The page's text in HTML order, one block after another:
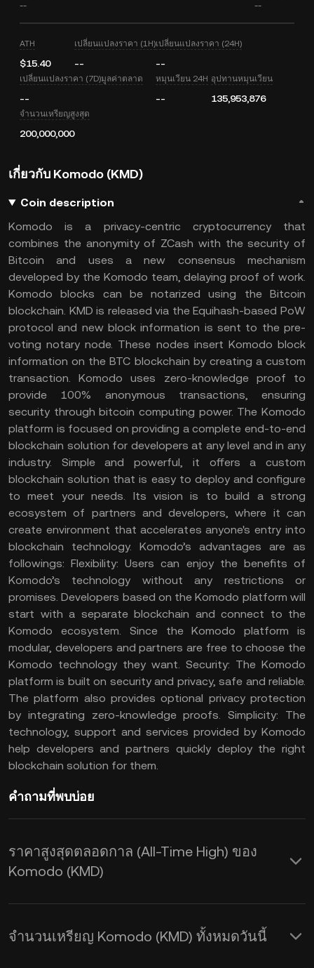
--
--
ATH
$15.40
เปลี่ยนแปลงราคา (1H)
--
เปลี่ยนแปลงราคา (24H)
--
เปลี่ยนแปลงราคา (7D)
--
มูลค่าตลาด หมุนเวียน 24H
--
อุปทานหมุนเวียน
135,953,876
จำนวนเหรียญสูงสุด
200,000,000
เกี่ยวกับ Komodo (KMD)
Coin description
Komodo is a privacy-centric cryptocurrency that
combines the anonymity of ZCash with the security of
Bitcoin and uses a new consensus mechanism
developed by the Komodo team, delaying proof of work.
Komodo blocks can be notarized using the Bitcoin
blockchain. KMD is released via the Equihash-based PoW
protocol and new block information is sent to the pre-
voting notary node. These nodes insert Komodo block
information on the BTC blockchain by creating a custom
transaction.Komodo uses zero-knowledge proof to
provide 100% anonymous transactions, ensuring
security through bitcoin computing power. The Komodo
platform is focused on providing a complete end-to-end
blockchain solution for developers at any level and in any
industry. Simple and powerful, it offers a custom
blockchain solution that is easy to deploy and configure
to meet your needs. Its vision is to build a strong
ecosystem of partners and developers, where it can
create environment that accelerates anyone's entry into
blockchain technology. Komodo’s advantages are as
followings: Flexibility: Users can enjoy the benefits of
Komodo’s technology without any restrictions or
promises. Developers based on the Komodo platform will
start with a separate blockchain and connect to the
Komodo ecosystem. Since the Komodo platform is
modular, developers and partners are free to choose the
Komodo technology they want. Security: The Komodo
platform is built on security and privacy, safe and reliable.
The platform also provides optional privacy protection
by integrating zero-knowledge proofs. Simplicity: The
technology, support and services provided by Komodo
help developers and partners quickly deploy the right
blockchain solution for them.
คำถามที่พบบ่อย
ราคาสูงสุดตลอดกาล (All-Time High) ของ
Komodo (KMD)
จำนวนเหรียญ Komodo (KMD) ทั้งหมดวันนี้